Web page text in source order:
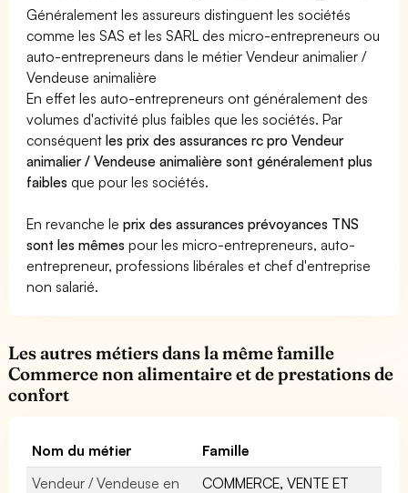
Généralement les assureurs distinguent les sociétés
comme les SAS et les SARL des micro-entrepreneurs ou
auto-entrepreneurs dans le métier Vendeur animalier /
Vendeuse animalière
En effet les auto-entrepreneurs ont généralement des
volumes d'activité plus faibles que les sociétés. Par
conséquentles prix des assurances rc pro Vendeur
animalier / Vendeuse animalière sont généralement plus
faibles que pour les sociétés.
En revanche leprix des assurances prévoyances TNS
sont les mêmes pour les micro-entrepreneurs, auto-
entrepreneur, professions libérales et chef d'entreprise
non salarié.
Les autres métiers dans la même famille
Commerce non alimentaire et de prestations de
confort
Nom du métier
Famille
Vendeur / Vendeuse en
COMMERCE, VENTE ET